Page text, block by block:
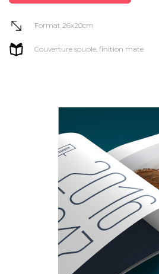
Format 26x20cm
Couverture souple, finition mate